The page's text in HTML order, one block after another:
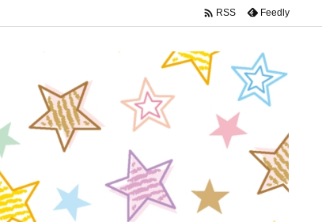
 RSS Feedly